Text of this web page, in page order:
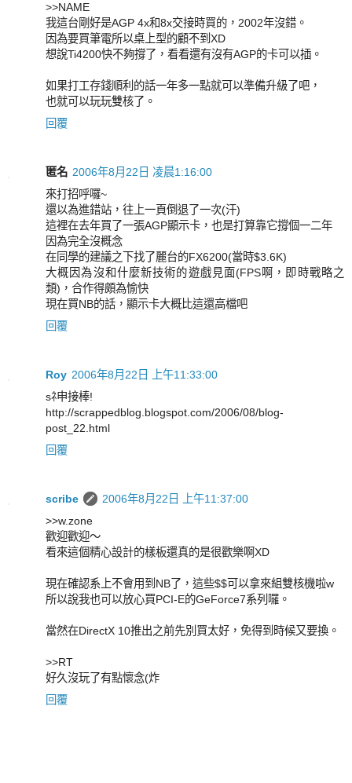
>>NAME
我這台剛好是AGP 4x和8x交接時買的，2002年沒錯。
因為要買筆電所以桌上型的顧不到XD
想說Ti4200快不夠撐了，看看還有沒有AGP的卡可以插。
如果打工存錢順利的話一年多一點就可以準備升級了吧，
也就可以玩玩雙核了。
回覆
匿名 2006年8月22日 凌晨1:16:00
來打招呼囉~
還以為進錯站，往上一頁倒退了一次(汗)
這裡在去年買了一張AGP顯示卡，也是打算靠它撐個一二年
因為完全沒概念
在同學的建議之下找了麗台的FX6200(當時$3.6K)
大概因為沒和什麼新技術的遊戲見面(FPS啊，即時戰略之
類)，合作得頗為愉快
現在買NB的話，顯示卡大概比這還高檔吧
回覆
Roy 2006年8月22日 上午11:33:00
sﾈ申接棒!
http://scrappedblog.blogspot.com/2006/08/blog-
post_22.html
回覆
scribe
2006年8月22日 上午11:37:00
>>w.zone
歡迎歡迎～
看來這個精心設計的樣板還真的是很歡樂啊XD
現在確認系上不會用到NB了，這些$$可以拿來組雙核機啦w
所以說我也可以放心買PCI-E的GeForce7系列囉。
當然在DirectX 10推出之前先別買太好，免得到時候又要換。
>>RT
好久沒玩了有點懷念(炸
回覆